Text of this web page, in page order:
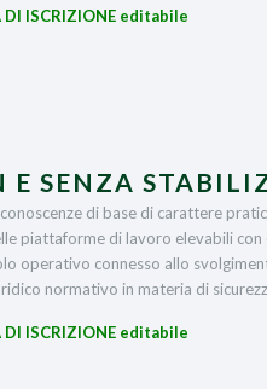
DI ISCRIZIONE editabile
SENZA
di base di carattere
piattaforme di lavoro elevabili
operativo connesso allo
normativo in materia di
DI ISCRIZIONE editabile